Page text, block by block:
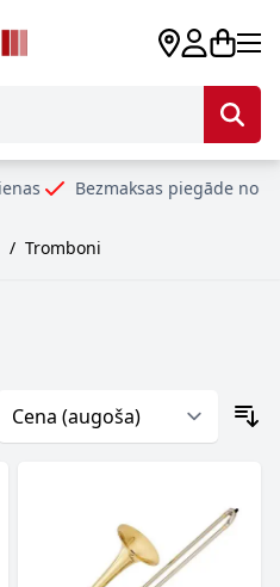
Bezmaksas piegāde no 99€
/ Tromboni